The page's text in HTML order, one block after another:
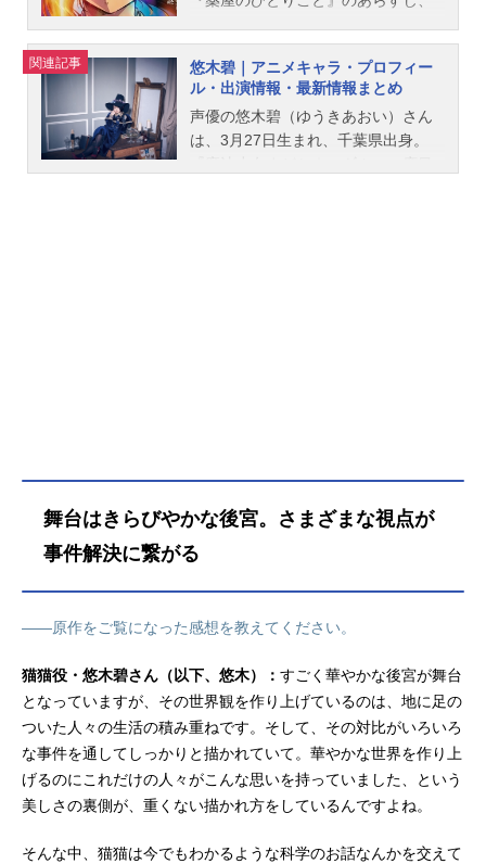
記事をご紹介！
関連記事
悠木碧｜アニメキャラ・プロフィー
ル・出演情報・最新情報まとめ
声優の悠木碧（ゆうきあおい）さん
は、3月27日生まれ、千葉県出身。
舞台はきらびやかな後宮。さまざまな視点が
事件解決に繋がる
――原作をご覧になった感想を教えてください。
猫猫役・悠木碧さん（以下、悠木）： すごく華やかな後宮が舞台
となっていますが、その世界観を作り上げているのは、地に足の
ついた人々の生活の積み重ねです。そして、その対比がいろいろ
な事件を通してしっかりと描かれていて。華やかな世界を作り上
げるのにこれだけの人々がこんな思いを持っていました、という
美しさの裏側が、重くない描かれ方をしているんですよね。
そんな中、猫猫は今でもわかるような科学のお話なんかを交えて